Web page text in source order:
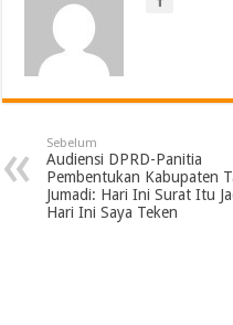
Sebelum
Audiensi DPRD-Panitia
Pembentukan Kabupaten
Jumadi: Hari Ini Surat Itu
Hari Ini Saya Teken